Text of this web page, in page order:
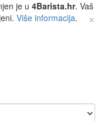
je u 4Barista.hr. Vaš
Više informacija. ×